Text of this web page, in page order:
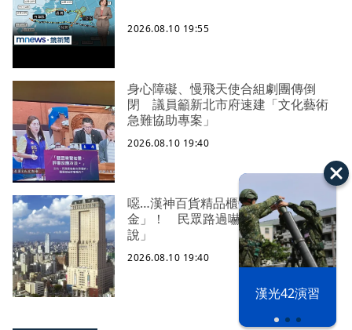
漢光42演習
2026.08.10 19:55
身心障礙、慢飛天使合組劇團傳倒
閉 議員籲新北市府速建「文化藝術
急難協助專案」
2026.08.10 19:40
噁…漢神百貨精品櫃旁驚見「滿地黃
金」！ 民眾路過嚇壞「業者這樣
說」
2026.08.10 19:40